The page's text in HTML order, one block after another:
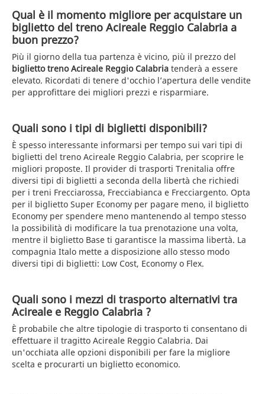
Qual è il momento migliore per acquistare un
biglietto del treno Acireale Reggio Calabria a
buon prezzo?
Più il giorno della tua partenza è vicino, più il prezzo del
biglietto treno Acireale Reggio Calabria tenderà a essere
elevato. Ricordati di tenere d'occhio l’apertura delle vendite
per approfittare dei migliori prezzi e risparmiare.
Quali sono i tipi di biglietti disponibili?
È spesso interessante informarsi per tempo sui vari tipi di
biglietti del treno Acireale Reggio Calabria, per scoprire le
migliori proposte. Il provider di trasporti Trenitalia offre
diversi tipi di biglietti a seconda della libertà che richiedi
per i treni Frecciarossa, Frecciabianca e Frecciargento. Opta
per il biglietto Super Economy per pagare meno, il biglietto
Economy per spendere meno mantenendo al tempo stesso
la possibilità di modificare la tua prenotazione una volta,
mentre il biglietto Base ti garantisce la massima libertà. La
compagnia Italo mette a disposizione allo stesso modo
diversi tipi di biglietti: Low Cost, Economy o Flex.
Quali sono i mezzi di trasporto alternativi tra
Acireale e Reggio Calabria ?
È probabile che altre tipologie di trasporto ti consentano di
effettuare il tragitto Acireale Reggio Calabria. Dai
un'occhiata alle opzioni disponibili per fare la migliore
scelta e procurarti un biglietto economico.